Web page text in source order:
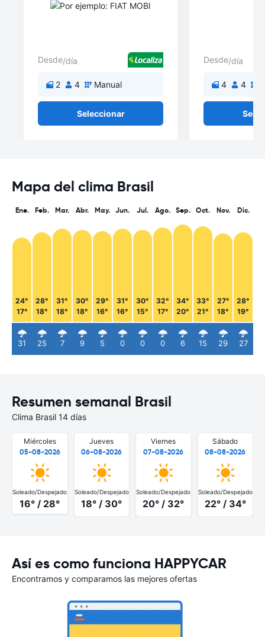
Desde/día
2 4 Manual
Seleccionar
Desde/día
4 4
Mapa del clima Brasil
Ene.
24°
17°
31
Feb.
28°
18°
25
Mar.
31°
18°
7
Abr.
30°
18°
9
May.
29°
16°
5
Jun.
31°
16°
0
Jul.
30°
15°
0
Ago.
32°
17°
0
Sep.
34°
20°
6
Oct.
33°
21°
15
Nov.
27°
18°
29
Dic.
28°
19°
27
Resumen semanal Brasil
Clima Brasil 14 días
Miércoles
05-08-2026
Soleado/Despejado
16° / 28°
Jueves
06-08-2026
Soleado/Despejado
18° / 30°
Viernes
07-08-2026
Soleado/Despejado
20° / 32°
Sábado
08-08-2026
Soleado/Despejado
22° / 34°
Así es como funciona HAPPYCAR
Encontramos y comparamos las mejores ofertas